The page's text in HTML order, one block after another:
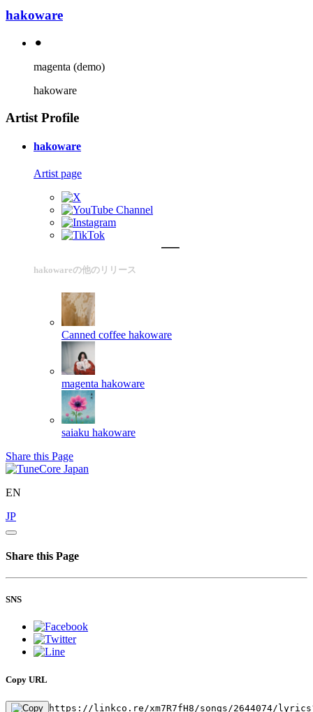
hakoware
⚫︎
magenta (demo)
hakoware
Artist Profile
hakoware
Artist page
hakowareの他のリリース
Canned coffee hakoware
magenta hakoware
saiaku hakoware
Share this Page
EN
JP
Share this Page
SNS
Copy URL
https://linkco.re/xm7R7fH8/songs/2644074/